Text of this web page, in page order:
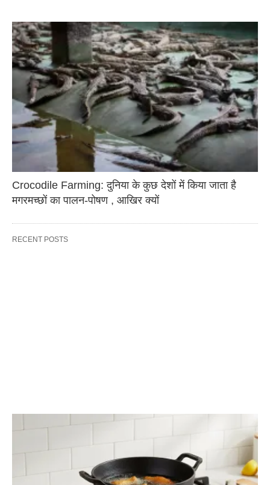
Crocodile Farming: दुनिया के कुछ देशों में किया जाता है
मगरमच्छों का पालन-पोषण , आखिर क्यों
RECENT POSTS